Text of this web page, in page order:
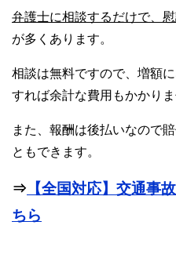
弁護士に相談するだけで、
が多くあります。
相談は無料ですので、増額
すれば余計な費用もかかりま
また、報酬は後払いなので
ともできます。
⇒ 【全国対応】交通事
ちら